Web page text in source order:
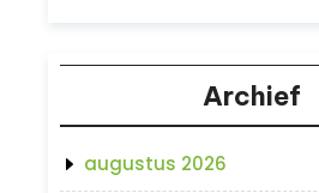
Archief
augustus 2026